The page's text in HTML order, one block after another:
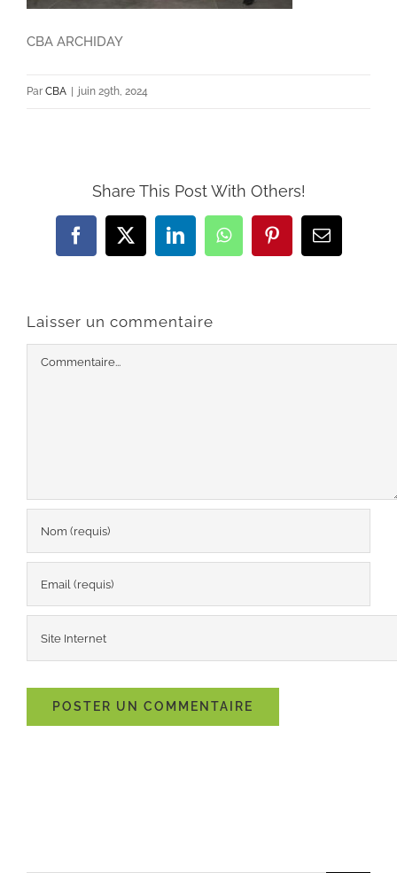
CBA ARCHIDAY
Par CBA | juin 29th, 2024
Share This Post With Others!
Facebook
X LinkedInWhatsAppPinterestEmail
Laisser un commentaire
Commentaire